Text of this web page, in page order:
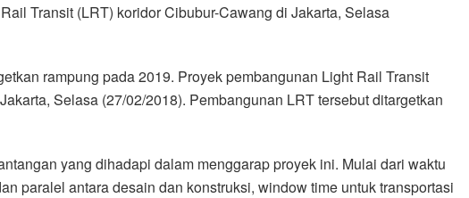
Transit (LRT) koridor Cibubur-Cawang di Jakarta, Selasa
rampung pada 2019. Proyek pembangunan Light Rail Transit
Selasa (27/02/2018). Pembangunan LRT tersebut ditargetkan
yang dihadapi dalam menggarap proyek ini. Mulai dari waktu
paralel antara desain dan konstruksi, window time untuk transportasi